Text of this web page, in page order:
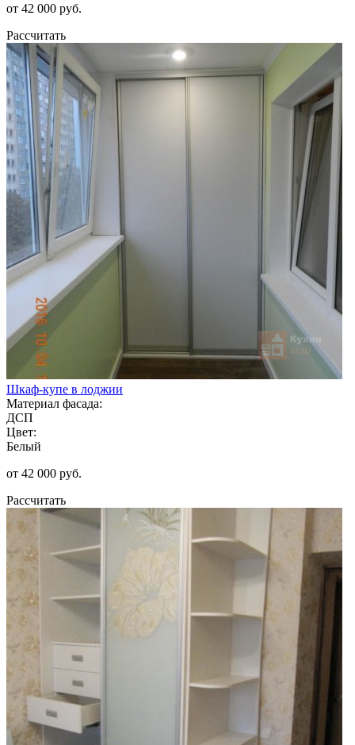
от 42 000 руб.
Рассчитать
Шкаф-купе в лоджии
Материал фасада:
ДСП
Цвет:
Белый
от 42 000 руб.
Рассчитать